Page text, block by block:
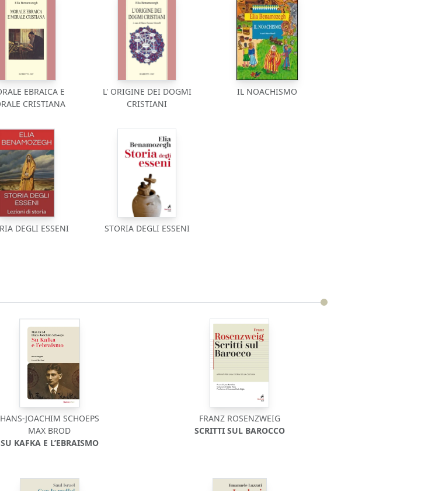
EBRAICA E
CRISTIANA
L' ORIGINE DEI DOGMI
CRISTIANI
IL NOACHISMO
DEGLI ESSENI STORIA DEGLI ESSENI
HANS-JOACHIM SCHOEPS
MAX BROD
SU KAFKA E L’EBRAISMO
FRANZ ROSENZWEIG
SCRITTI SUL BAROCCO